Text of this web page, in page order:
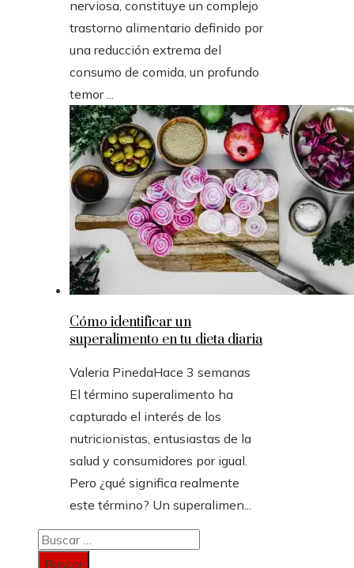
nerviosa, constituye un complejo
trastorno alimentario definido por
una reducción extrema del
consumo de comida, un profundo
temor ...
Cómo identificar un
superalimento en tu dieta diaria
Valeria PinedaHace 3 semanas
El término superalimento ha
capturado el interés de los
nutricionistas, entusiastas de la
salud y consumidores por igual.
Pero ¿qué significa realmente
este término? Un superalimen...
Buscar: